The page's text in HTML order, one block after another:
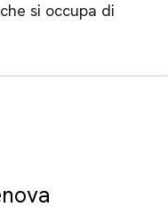
si occupa di